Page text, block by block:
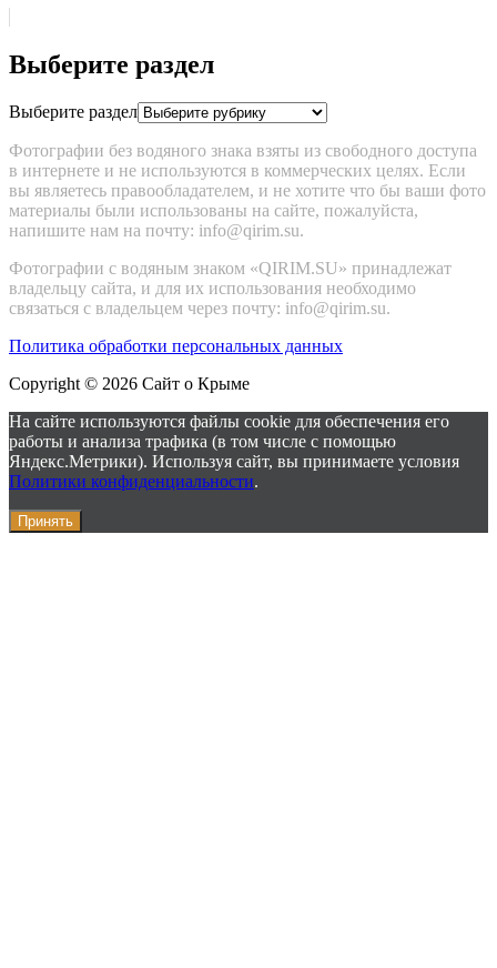
Выберите раздел
Выберите раздел
Фотографии без водяного знака взяты из свободного доступа
в интернете и не используются в коммерческих целях. Если
вы являетесь правообладателем, и не хотите что бы ваши фото
материалы были использованы на сайте, пожалуйста,
напишите нам на почту: info@qirim.su.
Фотографии с водяным знаком «QIRIM.SU» принадлежат
владельцу сайта, и для их использования необходимо
связаться c владельцем через почту: info@qirim.su.
Политика обработки персональных данных
Copyright © 2026 Сайт о Крыме
На сайте используются файлы cookie для обеспечения его
работы и анализа трафика (в том числе с помощью
Яндекс.Метрики). Используя сайт, вы принимаете условия
Политики конфиденциальности.
Принять